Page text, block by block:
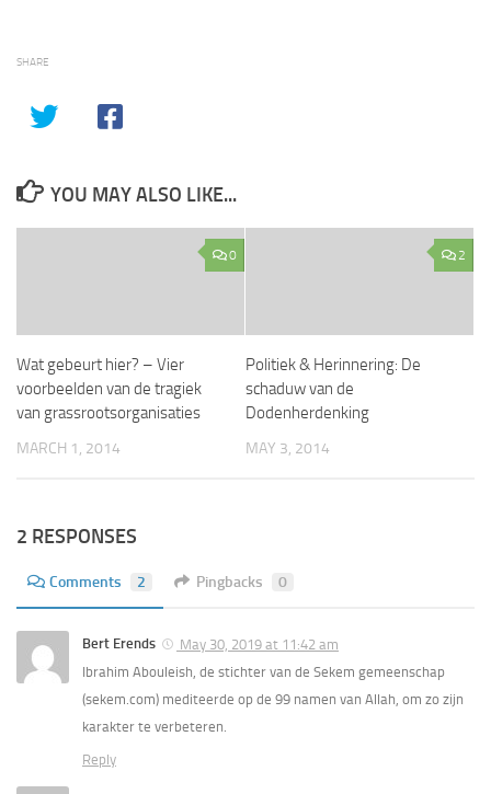
SHARE
YOU MAY ALSO LIKE...
0
Wat gebeurt hier? – Vier
voorbeelden van de tragiek
van grassrootsorganisaties
MARCH 1, 2014
2
Politiek & Herinnering: De
schaduw van de
Dodenherdenking
MAY 3, 2014
2 RESPONSES
Comments 2 Pingbacks 0
Bert Erends
May 30, 2019 at 11:42 am
Ibrahim Abouleish, de stichter van de Sekem gemeenschap
(sekem.com) mediteerde op de 99 namen van Allah, om zo zijn
karakter te verbeteren.
Reply